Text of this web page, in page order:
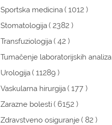
Sportska medicina( 1012 )
Stomatologija( 2382 )
Transfuziologija( 42 )
Tumačenje laboratorijskih analiza
Urologija( 11289 )
Vaskularna hirurgija( 177 )
Zarazne bolesti( 6152 )
Zdravstveno osiguranje( 82 )